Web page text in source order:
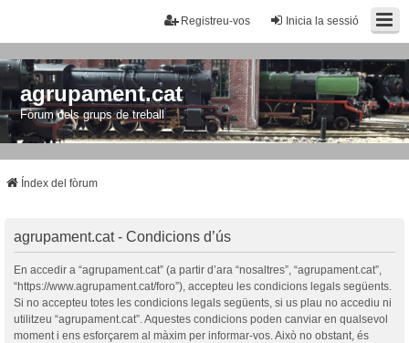
Inicia la sessió
Registreu-vos
agrupament.cat
Fòrum dels grups de treball
Índex del fòrum
agrupament.cat - Condicions d’ús
En accedir a “agrupament.cat” (a partir d’ara “nosaltres”, “agrupament.cat”,
“https://www.agrupament.cat/foro”), accepteu les condicions legals següents.
Si no accepteu totes les condicions legals següents, si us plau no accediu ni
utilitzeu “agrupament.cat”. Aquestes condicions poden canviar en qualsevol
moment i ens esforçarem al màxim per informar-vos. Això no obstant, és